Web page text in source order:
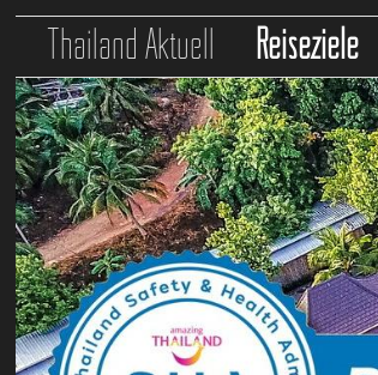
Thailand Aktuell Reiseziele